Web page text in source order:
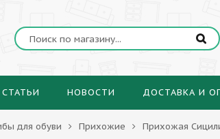
СТАТЬИ НОВОСТИ ДОСТАВКА И
для обуви Прихожие Прихожая